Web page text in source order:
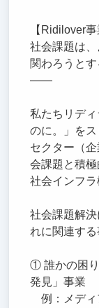
【Ridilover事
社会課題は、
関わろうと
――
私たちリデ
のに。」を
セクター（
会課題と積
社会インフラ
社会課題解
れに関連する
① 誰かの困
発見」事業
例：メディ